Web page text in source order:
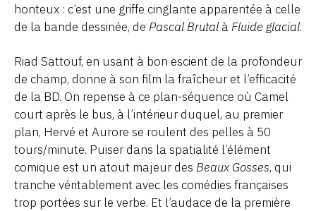
honteux : c’est une griffe cinglante apparentée à celle
de la bande dessinée, de Pascal Brutal à Fluide glacial.
Riad Sattouf, en usant à bon escient de la profondeur
de champ, donne à son film la fraîcheur et l’efficacité
de la BD. On repense à ce plan-séquence où Camel
court après le bus, à l’intérieur duquel, au premier
plan, Hervé et Aurore se roulent des pelles à 50
tours/minute. Puiser dans la spatialité l’élément
comique est un atout majeur des Beaux Gosses, qui
tranche véritablement avec les comédies françaises
trop portées sur le verbe. Et l’audace de la première